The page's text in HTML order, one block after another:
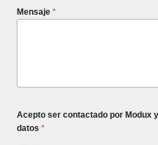
Mensaje *
Acepto ser contactado por Modux
datos *